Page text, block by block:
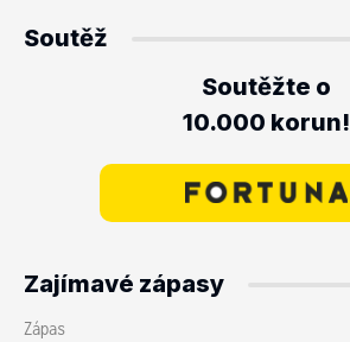
Soutěž
Soutěžte o
10.000 korun!
Zajímavé zápasy
Zápas